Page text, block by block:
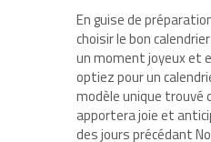
En guise de
choisir le bon
un moment joyeux et
optiez pour un
modèle unique trouvé
apportera joie et
des jours précédant